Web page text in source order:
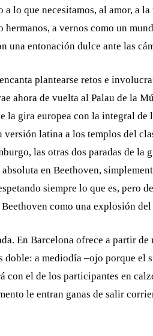
lo que necesitamos, al amor, a
a vernos como un
una entonación dulce ante las
plantearse retos e
ahora de vuelta al Palau de la
la gira europea con la integral
versión latina a los templos del
las otras dos paradas de la
en Beethoven,
siempre lo que es, pero
como una explosión
En Barcelona ofrece a partir
doble: a mediodía –ojo porque el
con el de los participantes en
le entran ganas de salir